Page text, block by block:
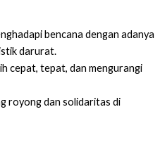
bencana dengan adanya
darurat.
cepat, tepat, dan mengurangi
royong dan solidaritas di